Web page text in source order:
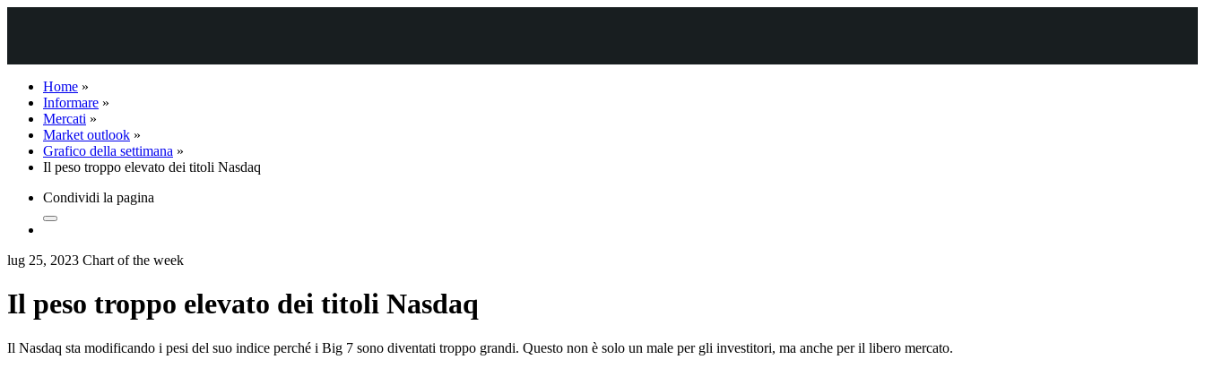
Home »
Informare »
Mercati »
Market outlook »
Grafico della settimana »
Il peso troppo elevato dei titoli Nasdaq
Condividi la pagina
lug 25, 2023 Chart of the week
Il peso troppo elevato dei titoli Nasdaq
Il Nasdaq sta modificando i pesi del suo indice perché i Big 7 sono diventati troppo grandi. Questo non è solo un male per gli investitori, ma anche per il libero mercato.